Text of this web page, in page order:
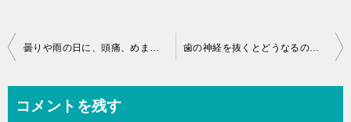
投
曇りや雨の日に、頭痛、めまい、肩こり等の症状が出ませんか？それは 歯の神経を抜くとどうなるのか？抜かない方が良いのか？歯科医に聞いた
コメントを残す